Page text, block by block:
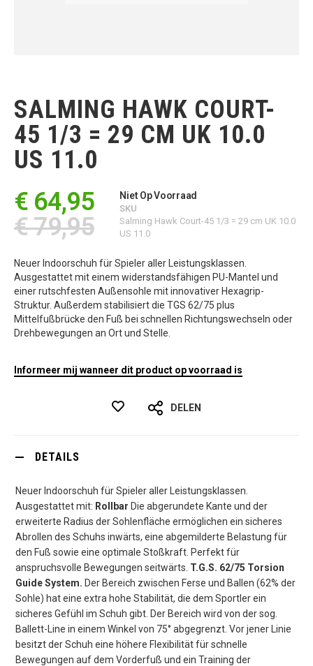
begin
van
de
afbeeldingen-
gallerij
SALMING HAWK COURT-
45 1/3 = 29 CM UK 10.0
US 11.0
€ 64,95
€ 79,95
Niet Op Voorraad
SKU
Salming Hawk Court-45 1/3 = 29 cm UK 10.0
US 11.0
Neuer Indoorschuh für Spieler aller Leistungsklassen.
Ausgestattet mit einem widerstandsfähigen PU-Mantel und
einer rutschfesten Außensohle mit innovativer Hexagrip-
Struktur. Außerdem stabilisiert die TGS 62/75 plus
Mittelfußbrücke den Fuß bei schnellen Richtungswechseln oder
Drehbewegungen an Ort und Stelle.
Informeer mij wanneer dit product op voorraad is
DELEN
DETAILS
Neuer Indoorschuh für Spieler aller Leistungsklassen.
Ausgestattet mit: Rollbar Die abgerundete Kante und der
erweiterte Radius der Sohlenfläche ermöglichen ein sicheres
Abrollen des Schuhs inwärts, eine abgemilderte Belastung für
den Fuß sowie eine optimale Stoßkraft. Perfekt für
anspruchsvolle Bewegungen seitwärts. T.G.S. 62/75 Torsion
Guide System. Der Bereich zwischen Ferse und Ballen (62% der
Sohle) hat eine extra hohe Stabilität, die dem Sportler ein
sicheres Gefühl im Schuh gibt. Der Bereich wird von der sog.
Ballett-Line in einem Winkel von 75° abgegrenzt. Vor jener Linie
besitzt der Schuh eine höhere Flexibilität für schnelle
Bewegungen auf dem Vorderfuß und ein Training der